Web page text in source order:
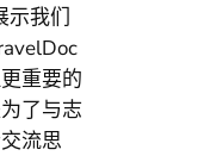
示我们
重要的
了与志
流思